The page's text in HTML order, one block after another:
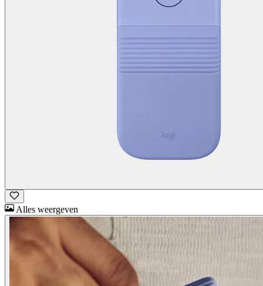
Alles weergeven